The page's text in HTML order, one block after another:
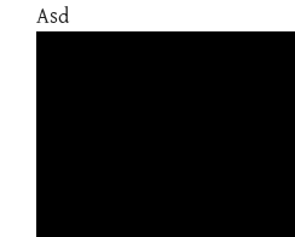
Asd